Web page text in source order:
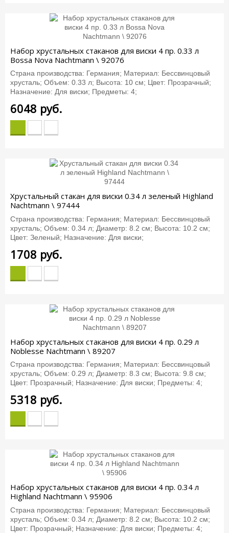
Набор хрустальных стаканов для виски 4 пр. 0.33 л
Bossa Nova Nachtmann \ 92076
Страна производства: Германия; Материал: Бессвинцовый
хрусталь; Объем: 0.33 л; Высота: 10 см; Цвет: Прозрачный;
Назначение: Для виски; Предметы: 4;
6048 руб.
Хрустальный стакан для виски 0.34 л зеленый Highland
Nachtmann \ 97444
Страна производства: Германия; Материал: Бессвинцовый
хрусталь; Объем: 0.34 л; Диаметр: 8.2 см; Высота: 10.2 см;
Цвет: Зеленый; Назначение: Для виски;
1708 руб.
Набор хрустальных стаканов для виски 4 пр. 0.29 л
Noblesse Nachtmann \ 89207
Страна производства: Германия; Материал: Бессвинцовый
хрусталь; Объем: 0.29 л; Диаметр: 8.3 см; Высота: 9.8 см;
Цвет: Прозрачный; Назначение: Для виски; Предметы: 4;
5318 руб.
Набор хрустальных стаканов для виски 4 пр. 0.34 л
Highland Nachtmann \ 95906
Страна производства: Германия; Материал: Бессвинцовый
хрусталь; Объем: 0.34 л; Диаметр: 8.2 см; Высота: 10.2 см;
Цвет: Прозрачный; Назначение: Для виски; Предметы: 4;